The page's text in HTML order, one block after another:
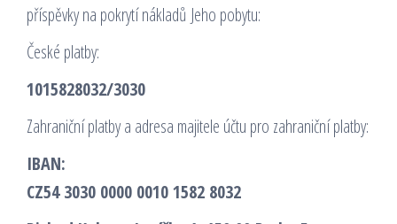
příspěvky na pokrytí nákladů Jeho pobytu:
České platby:
1015828032/3030
Zahraniční platby a adresa majitele účtu pro zahraniční platby:
IBAN:
CZ54 3030 0000 0010 1582 8032